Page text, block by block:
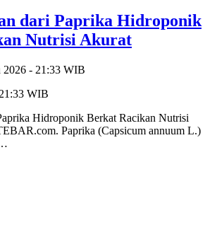
dari Paprika Hidroponik
Nutrisi Akurat
2026 - 21:33 WIB
WIB
Hidroponik Berkat Racikan Nutrisi
Paprika (Capsicum annuum L.)